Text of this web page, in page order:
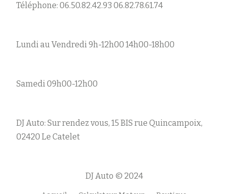
Téléphone: 06.50.82.42.93 06.82.78.61.74
Lundi au Vendredi 9h-12h00 14h00-18h00
Samedi 09h00-12h00
DJ Auto: Sur rendez vous, 15 BIS rue Quincampoix,
02420 Le Catelet
DJ Auto © 2024